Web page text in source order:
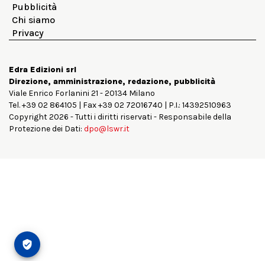
Pubblicità
Chi siamo
Privacy
Edra Edizioni srl
Direzione, amministrazione, redazione, pubblicità
Viale Enrico Forlanini 21 - 20134 Milano
Tel. +39 02 864105 | Fax +39 02 72016740 | P.I.: 14392510963
Copyright 2026 - Tutti i diritti riservati - Responsabile della
Protezione dei Dati: dpo@lswr.it